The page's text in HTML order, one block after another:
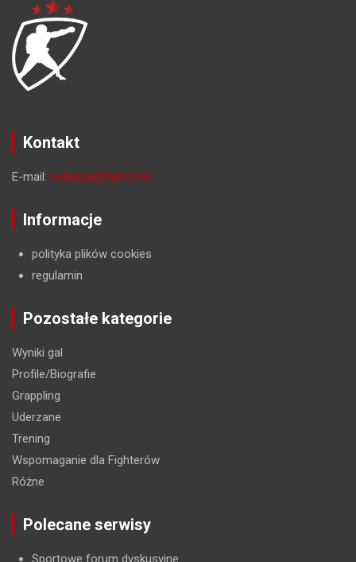
Kontakt
E-mail: redakcja@fight24.pl
Informacje
polityka plików cookies
regulamin
Pozostałe kategorie
Wyniki gal
Profile/Biografie
Grappling
Uderzane
Trening
Wspomaganie dla Fighterów
Różne
Polecane serwisy
Sportowe forum dyskusyjne